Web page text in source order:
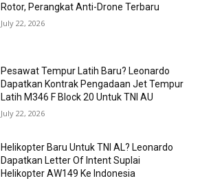
Rotor, Perangkat Anti-Drone Terbaru
July 22, 2026
Pesawat Tempur Latih Baru? Leonardo
Dapatkan Kontrak Pengadaan Jet Tempur
Latih M346 F Block 20 Untuk TNI AU
July 22, 2026
Helikopter Baru Untuk TNI AL? Leonardo
Dapatkan Letter Of Intent Suplai
Helikopter AW149 Ke Indonesia